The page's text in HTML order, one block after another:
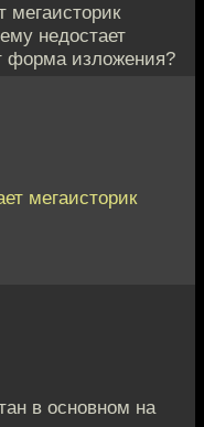
мегаисторик
недостает
форма изложения?
мегаисторик
в основном на